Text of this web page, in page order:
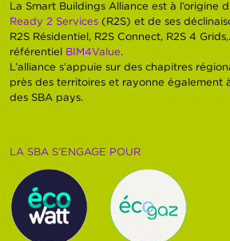
La Smart Buildings Alliance est à l’origine
Ready 2 Services (R2S) et de ses
R2S Résidentiel, R2S Connect, R2S 4
référentiel BIM4Value.
L’alliance s’appuie sur des chapitres
près des territoires et rayonne également
des SBA pays.
LA SBA S’ENGAGE POUR